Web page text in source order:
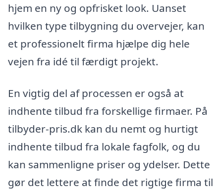
hjem en ny og opfrisket look. Uanset
hvilken type tilbygning du overvejer, kan
et professionelt firma hjælpe dig hele
vejen fra idé til færdigt projekt.
En vigtig del af processen er også at
indhente tilbud fra forskellige firmaer. På
tilbyder-pris.dk kan du nemt og hurtigt
indhente tilbud fra lokale fagfolk, og du
kan sammenligne priser og ydelser. Dette
gør det lettere at finde det rigtige firma til